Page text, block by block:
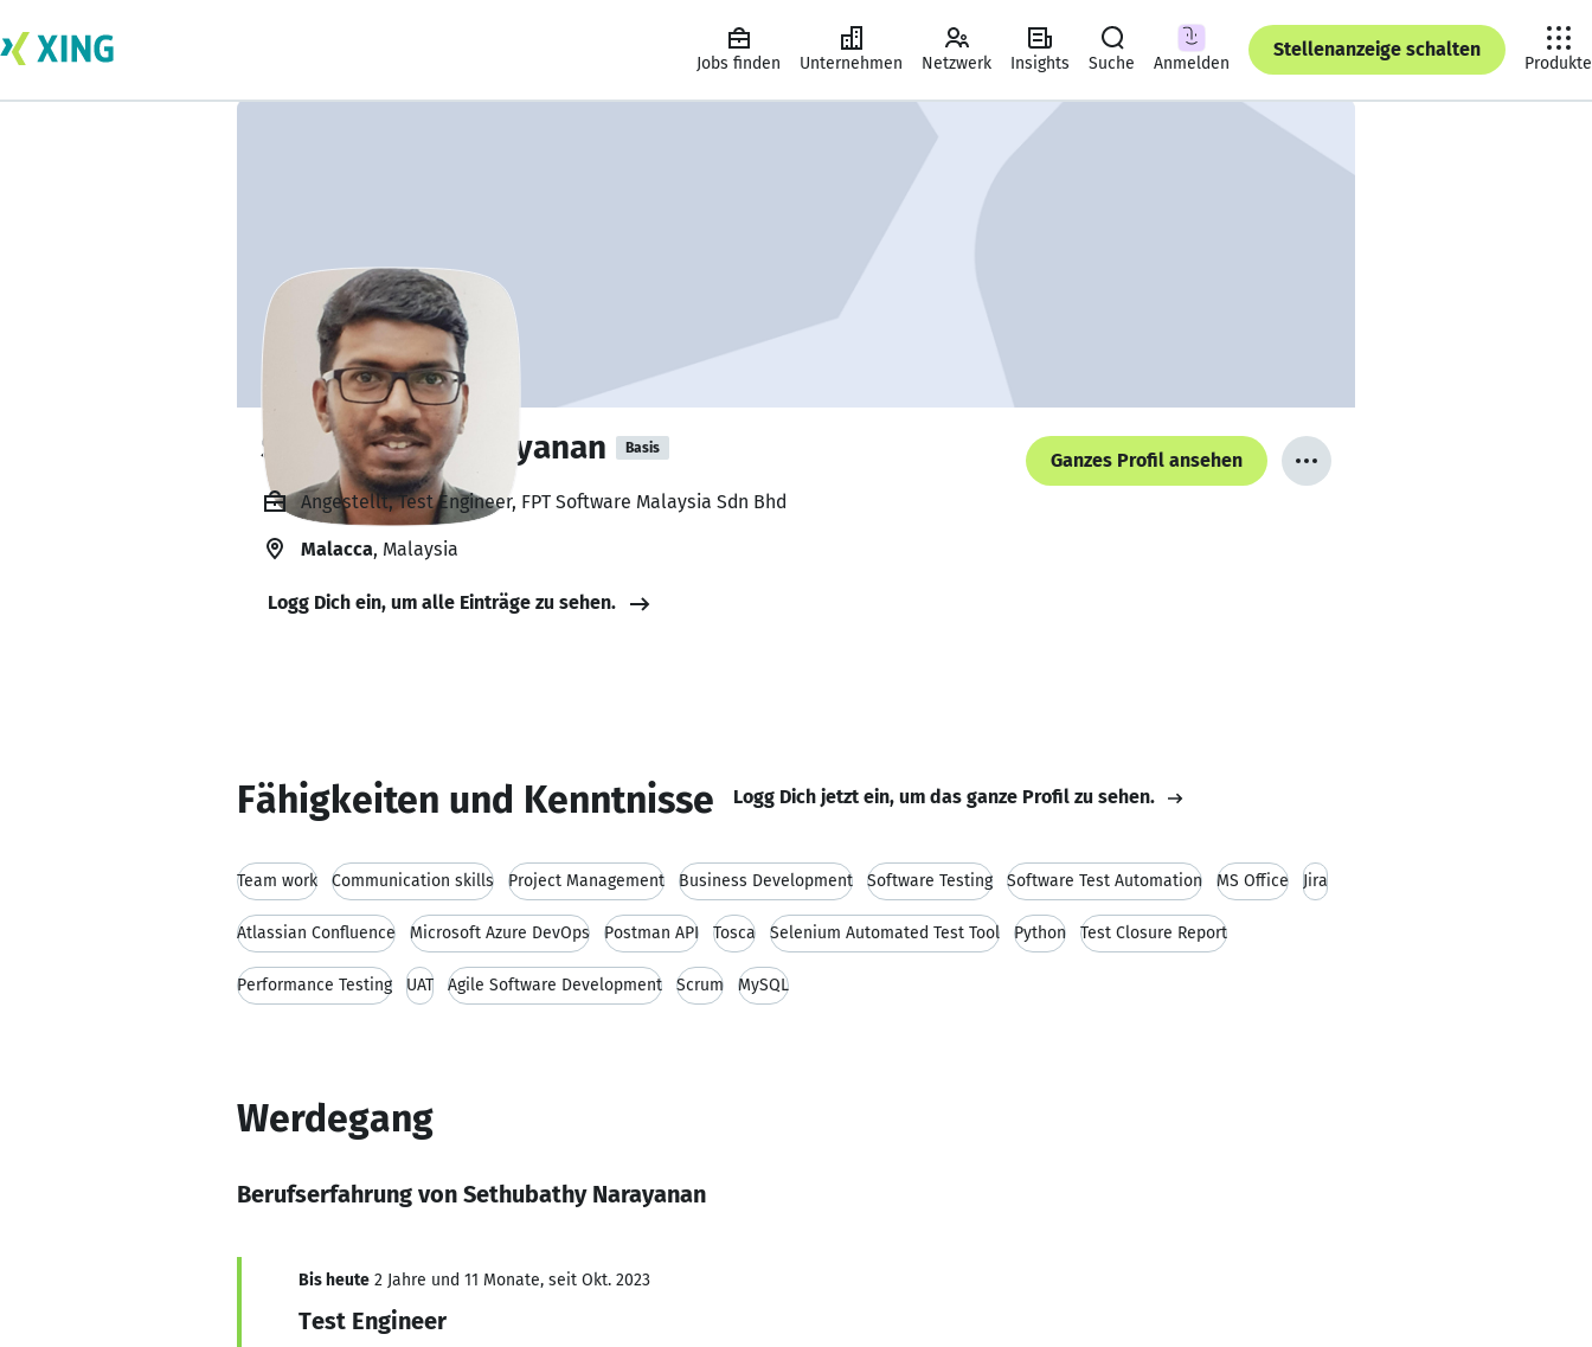
Jobs finden Unternehmen Netzwerk Insights Suche Anmelden
Stellenanzeige schalten
Produkte
Sethubathy Narayanan Basis
Ganzes Profil ansehen
Angestellt, Test Engineer, FPT Software Malaysia Sdn Bhd
Malacca, Malaysia
Logg Dich ein, um alle Einträge zu sehen.
Fähigkeiten und Kenntnisse Logg Dich jetzt ein, um das ganze Profil zu sehen.
Team work Communication skills Project Management Business Development Software Testing Software Test Automation MS Office Jira
Atlassian Confluence Microsoft Azure DevOps Postman API Tosca Selenium Automated Test Tool Python Test Closure Report
Performance Testing UAT Agile Software Development Scrum MySQL
Werdegang
Berufserfahrung von Sethubathy Narayanan
Bis heute 2 Jahre und 11 Monate, seit Okt. 2023
Test Engineer